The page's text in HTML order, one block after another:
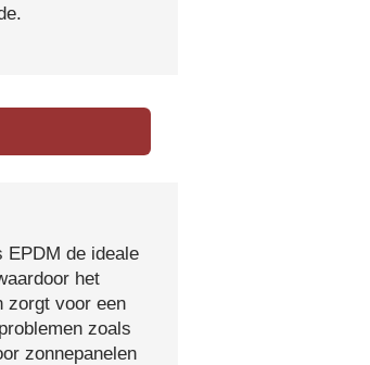
EPDM de ideale
het
zorgt voor een
zoals
zonnepanelen